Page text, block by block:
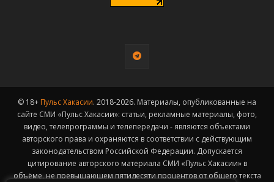
© 18+ Пульс Хакасии. 2018-2026. Материалы, опубликованные на
сайте СМИ «Пульс Хакасии»: статьи, рекламные материалы, фото,
видео, телепрограммы и телепередачи - являются объектами
авторского права и охраняются в соответствии с действующим
законодательством Российской Федерации. Допускается
цитирование авторского материала СМИ «Пульс Хакасии» в
объёме, не превышающем пятидесяти процентов от общего текста